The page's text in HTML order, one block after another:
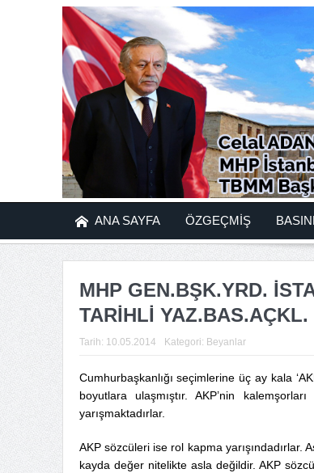
ANA SAYFA ÖZGEÇMİŞ
MHP GEN.BŞK.YRD.
TARİHLİ YAZ.BAS.AÇKL.
Tarih: 10.05.2014 Kategori: Beyanlar
Cumhurbaşkanlığı seçimlerine üç ay kala
boyutlara ulaşmıştır. AKP’nin
yarışmaktadırlar.
AKP sözcüleri ise rol kapma yarışındadırlar.
kayda değer nitelikte asla değildir. AKP